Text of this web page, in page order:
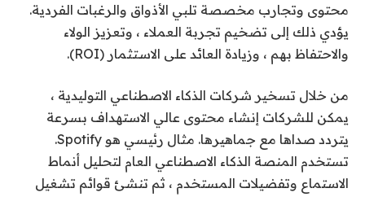
محتوى وتجارب مخصصة تلبي الأذواق والرغبات الفردية.
يؤدي ذلك إلى تضخيم تجربة العملاء ، وتعزيز الولاء
والاحتفاظ بهم ، وزيادة العائد على الاستثمار (ROI).
من خلال تسخير شركات الذكاء الاصطناعي التوليدية ،
يمكن للشركات إنشاء محتوى عالي الاستهداف بسرعة
يتردد صداها مع جماهيرها. مثال رئيسي هو Spotify.
تستخدم المنصة الذكاء الاصطناعي العام لتحليل أنماط
الاستماع وتفضيلات المستخدم ، ثم تنشئ قوائم تشغيل